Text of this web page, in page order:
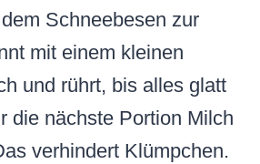
Schneebesen zur
mit einem kleinen
und rührt, bis alles glatt
die nächste Portion Milch
verhindert Klümpchen.